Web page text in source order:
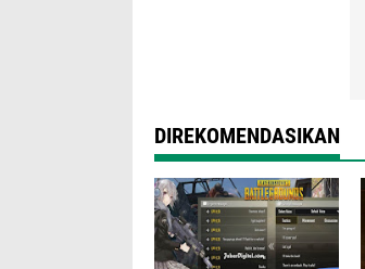
DIREKOMENDASIKAN